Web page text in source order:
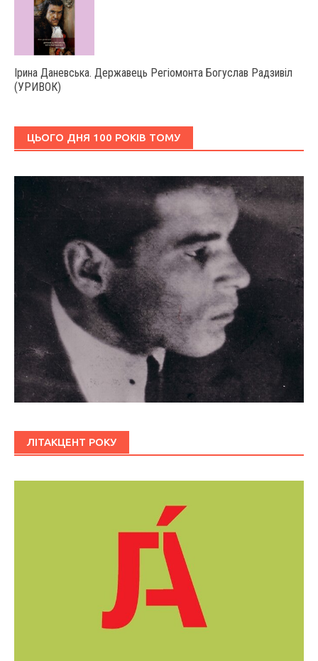
Ірина Даневська. Державець Регіомонта Богуслав Радзивіл
(УРИВОК)
ЦЬОГО ДНЯ 100 РОКІВ ТОМУ
ЛІТАКЦЕНТ РОКУ